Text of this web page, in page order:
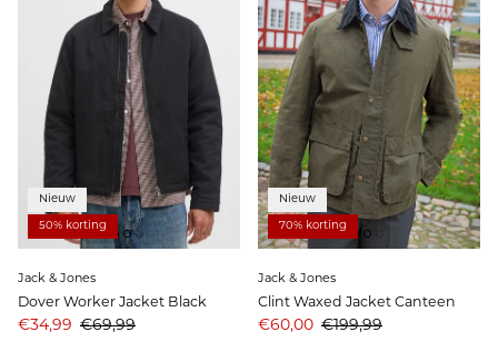
Nieuw
50% korting
Jack & Jones
Dover Worker Jacket Black
Aanbiedingsprijs
€34,99 Prijs
€69,99
Nieuw
70% korting
Jack & Jones
Clint Waxed Jacket Canteen
Aanbiedingsprijs
€60,00 Prijs
€199,99